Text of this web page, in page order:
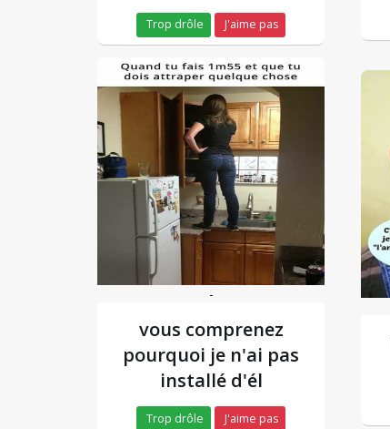
Trop drôle J'aime pas
-
vous comprenez
pourquoi je n'ai pas
installé d'él
Trop drôle J'aime pas